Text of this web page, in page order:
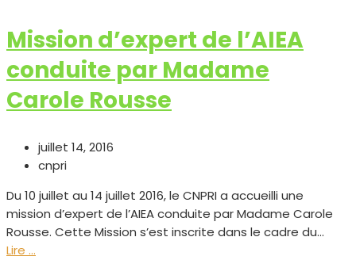
Mission d’expert de l’AIEA
conduite par Madame
Carole Rousse
juillet 14, 2016
cnpri
Du 10 juillet au 14 juillet 2016, le CNPRI a accueilli une
mission d’expert de l’AIEA conduite par Madame Carole
Rousse. Cette Mission s’est inscrite dans le cadre du...
Lire ...